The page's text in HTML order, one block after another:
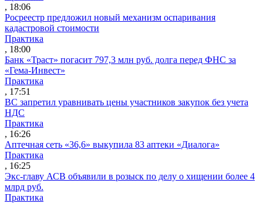
, 18:06
Росреестр предложил новый механизм оспаривания
кадастровой стоимости
Практика
, 18:00
Банк «Траст» погасит 797,3 млн руб. долга перед ФНС за
«Гема-Инвест»
Практика
, 17:51
ВС запретил уравнивать цены участников закупок без учета
НДС
Практика
, 16:26
Аптечная сеть «36,6» выкупила 83 аптеки «Диалога»
Практика
, 16:25
Экс-главу АСВ объявили в розыск по делу о хищении более 4
млрд руб.
Практика